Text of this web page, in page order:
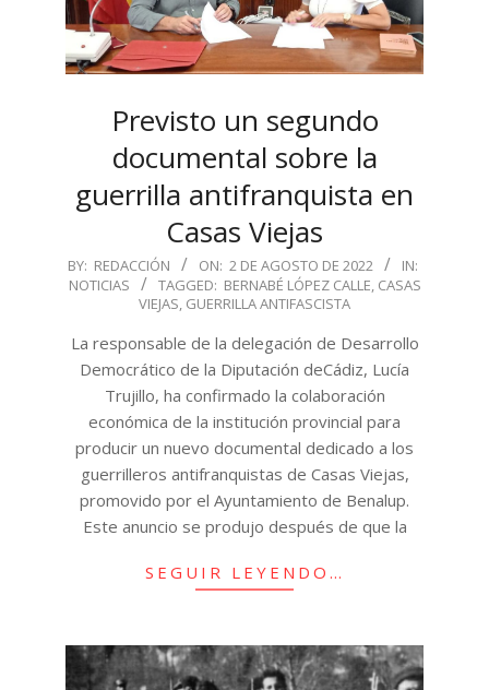
Previsto un segundo
documental sobre la
guerrilla antifranquista en
Casas Viejas
2022-
08-
BY: REDACCIÓN ON: 2 DE AGOSTO DE 2022
IN:
NOTICIAS
TAGGED: BERNABÉ LÓPEZ CALLE, CASAS
VIEJAS, GUERRILLA ANTIFASCISTA
La responsable de la delegación de Desarrollo
Democrático de la Diputación deCádiz, Lucía
Trujillo, ha confirmado la colaboración
económica de la institución provincial para
producir un nuevo documental dedicado a los
guerrilleros antifranquistas de Casas Viejas,
promovido por el Ayuntamiento de Benalup.
Este anuncio se produjo después de que la
SEGUIR LEYENDO…